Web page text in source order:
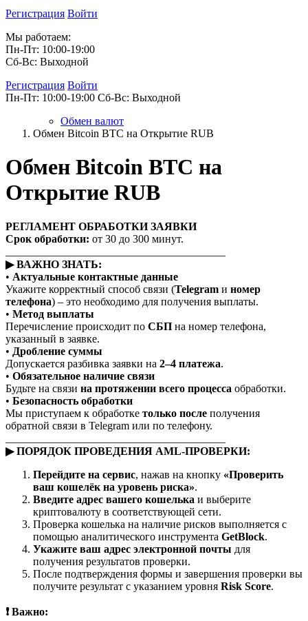
Регистрация Войти
Мы работаем:
Пн-Пт: 10:00-19:00
Сб-Вс: Выходной
Регистрация Войти
Пн-Пт: 10:00-19:00 Сб-Вс: Выходной
Обмен валют
Обмен Bitcoin BTC на Открытие RUB
Обмен Bitcoin BTC на
Открытие RUB
РЕГЛАМЕНТ ОБРАБОТКИ ЗАЯВКИ
Срок обработки: от 30 до 300 минут.
▶ ВАЖНО ЗНАТЬ:
• Актуальные контактные данные
Укажите корректный способ связи (Telegram и номер
телефона) – это необходимо для получения выплаты.
• Метод выплаты
Перечисление происходит по СБП на номер телефона,
указанный в заявке.
• Дробление суммы
Допускается разбивка заявки на 2–4 платежа.
• Обязательное наличие связи
Будьте на связи на протяжении всего процесса обработки.
• Безопасность обработки
Мы приступаем к обработке только после получения
обратной связи в Telegram или по телефону.
▶ ПОРЯДОК ПРОВЕДЕНИЯ AML-ПРОВЕРКИ:
Перейдите на сервис, нажав на кнопку «Проверить
ваш кошелёк на уровень риска».
Введите адрес вашего кошелька и выберите
криптовалюту в соответствующей сети.
Проверка кошелька на наличие рисков выполняется с
помощью аналитического инструмента GetBlock.
Укажите ваш адрес электронной почты для
получения результатов проверки.
После подтверждения формы и завершения проверки вы
получите результат с указанием уровня Risk Score.
❗ Важно: